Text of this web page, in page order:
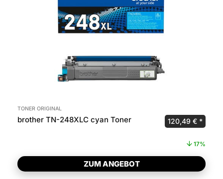
TONER ORIGINAL
brother TN-248XLC cyan Toner Ursprünglicher
120,49 €
17%
ZUM ANGEBOT